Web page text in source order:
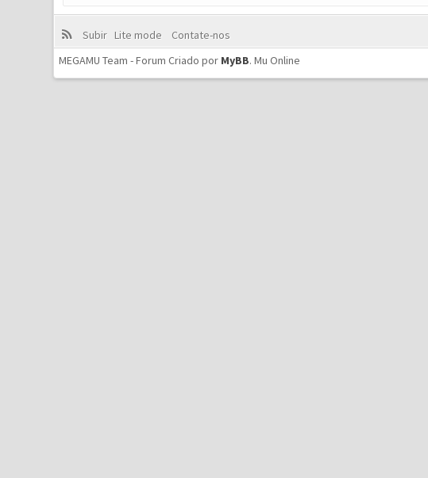
Subir Lite mode
Contate-nos
MEGAMU Team - Forum Criado por MyBB.Mu Online